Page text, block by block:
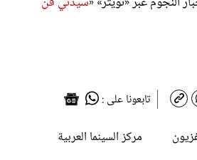
تابعونا على :
مركز السينما العربية